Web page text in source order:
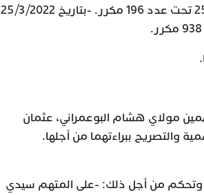
المحكمة تؤكد قراراتها الصادرة: -بتاريخ 25/01/2022 تحت عدد 196 مكرر. -بتاريخ 25/3/2022
مولاي هشام البوعمراني، عثمان
والتصريح ببراءتهما من أجلها.
وتحكم من أجل ذلك: -على المتهم سيدي